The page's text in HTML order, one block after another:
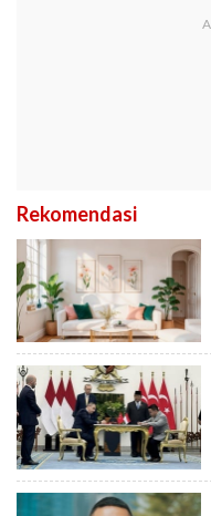
Rekomendasi